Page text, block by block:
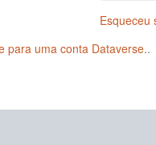
Esqueceu
para uma conta Dataverse..